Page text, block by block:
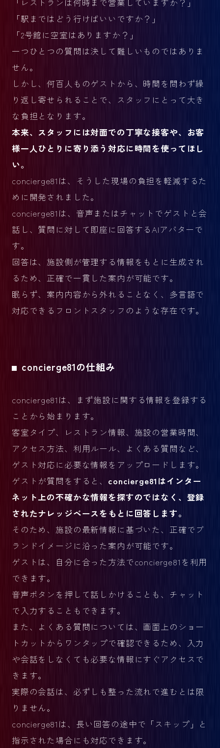
「レストランは何時まで営業していますか？」
「駅まではどう行けばいいですか？」
「2号館に空室はありますか？」
一つひとつの質問は決して難しいものではありま
せん。
しかし、何百人ものゲストから、時間を問わず繰
り返し寄せられることで、スタッフにとって大き
な負担となります。
本来、スタッフには対面での丁寧な接客や、お客
様一人ひとりに寄り添う対応に時間を使ってほし
い。
concierge81は、そうした現場の負担を軽減するた
めに開発されました。
concierge81は、音声またはチャットでゲストと会
話し、質問に対して即座に回答するAIアバターで
す。
回答は、施設側が管理する情報をもとに生成され
るため、正確で一貫した案内が可能です。
眠らず、案内内容から外れることなく、多言語で
対応できるフロントスタッフのような存在です。
concierge81の仕組み
concierge81は、まず施設に関する情報を登録する
ことから始まります。
客室タイプ、レストラン情報、施設の営業時間、
アクセス方法、利用ルール、よくある質問など、
ゲスト対応に必要な情報をアップロードします。
ゲストが質問をすると、 concierge81はインター
ネット上の不確かな情報を探すのではなく、登録
されたナレッジベースをもとに回答します。
そのため、施設の最新情報に基づいた、正確でブ
ランドイメージに沿った案内が可能です。
ゲストは、自分に合った方法でconcierge81を利用
できます。
音声ボタンを押して話しかけることも、チャット
で入力することもできます。
また、よくある質問については、画面上のショー
トカットからワンタップで確認できるため、入力
や会話をしなくても必要な情報にすぐアクセスで
きます。
実際の会話は、必ずしも整った流れで進むとは限
りません。
concierge81は、長い回答の途中で「スキップ」と
指示された場合にも対応できます。